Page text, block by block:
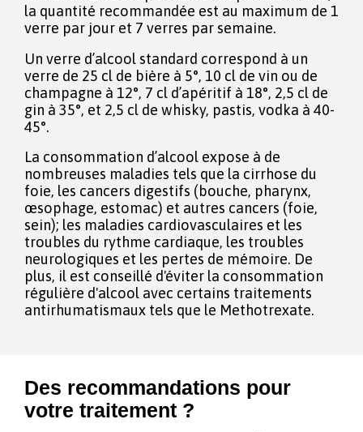
la quantité recommandée est au maximum de 1
verre par jour et 7 verres par semaine.
Un verre d’alcool standard correspond à un
verre de 25 cl de bière à 5°, 10 cl de vin ou de
champagne à 12°, 7 cl d’apéritif à 18°, 2,5 cl de
gin à 35°, et 2,5 cl de whisky, pastis, vodka à 40-
45°.
La consommation d’alcool expose à de
nombreuses maladies tels que la cirrhose du
foie, les cancers digestifs (bouche, pharynx,
œsophage, estomac) et autres cancers (foie,
sein); les maladies cardiovasculaires et les
troubles du rythme cardiaque, les troubles
neurologiques et les pertes de mémoire. De
plus, il est conseillé d'éviter la consommation
régulière d'alcool avec certains traitements
antirhumatismaux tels que le Methotrexate.
Des recommandations pour
votre traitement ?